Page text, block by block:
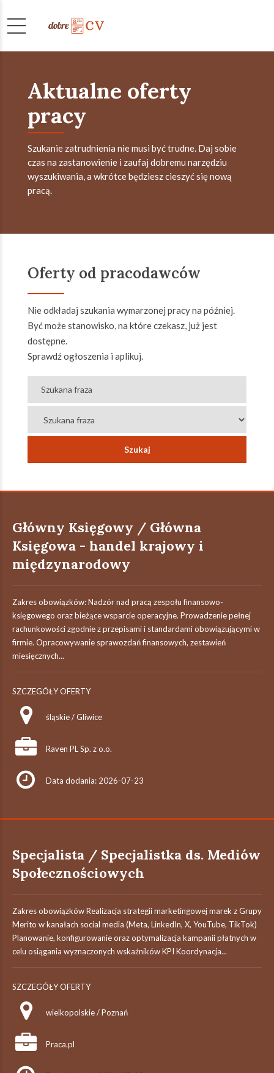
Aktualne oferty
pracy
Szukanie zatrudnienia nie musi być trudne. Daj sobie
czas na zastanowienie i zaufaj dobremu narzędziu
wyszukiwania, a wkrótce będziesz cieszyć się nową
pracą.
Oferty od pracodawców
Nie odkładaj szukania wymarzonej pracy na później.
Być może stanowisko, na które czekasz, już jest
dostępne.
Sprawdź ogłoszenia i aplikuj.
Główny Księgowy / Główna
Księgowa - handel krajowy i
międzynarodowy
Zakres obowiązków: Nadzór nad pracą zespołu finansowo-
księgowego oraz bieżące wsparcie operacyjne. Prowadzenie pełnej
rachunkowości zgodnie z przepisami i standardami obowiązującymi w
firmie. Opracowywanie sprawozdań finansowych, zestawień
miesięcznych...
SZCZEGÓŁY OFERTY
śląskie / Gliwice
Raven PL Sp. z o.o.
Data dodania: 2026-07-23
Specjalista / Specjalistka ds. Mediów
Społecznościowych
Zakres obowiązków Realizacja strategii marketingowej marek z Grupy
Merito w kanałach social media (Meta, LinkedIn, X, YouTube, TikTok)
Planowanie, konfigurowanie oraz optymalizacja kampanii płatnych w
celu osiągania wyznaczonych wskaźników KPI Koordynacja...
SZCZEGÓŁY OFERTY
wielkopolskie / Poznań
Praca.pl